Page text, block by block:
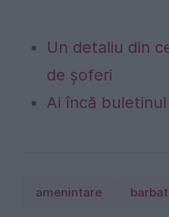
Un detaliu din
de șoferi
Ai încă
amenintare barbat